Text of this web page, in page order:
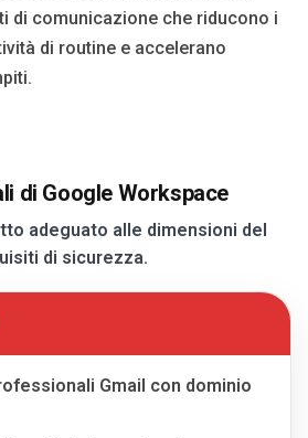
di comunicazione che riducono i
di routine e accelerano
di Google Workspace
adeguato alle dimensioni del
di sicurezza.
Gmail con dominio